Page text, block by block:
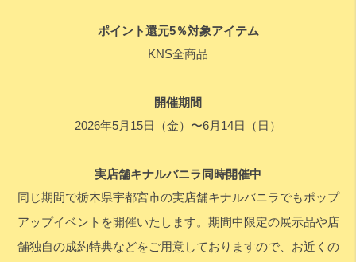
ポイント還元5％対象アイテム
KNS全商品
開催期間
2026年5月15日（金）〜6月14日（日）
実店舗キナルバニラ同時開催中
同じ期間で栃木県宇都宮市の実店舗キナルバニラでもポップ
アップイベントを開催いたします。期間中限定の展示品や店
舗独自の成約特典などをご用意しておりますので、お近くの